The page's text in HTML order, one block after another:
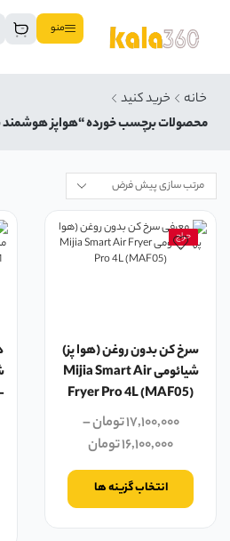
منو
خانه
خرید کنید
محصولات برچسب خورده “هواپز هوشمند
حراج
سرخ کن بدون روغن (هوا پز)
شیائومی Mijia Smart Air
Fryer Pro 4L (MAF05)
۱۷,۱۰۰,۰۰۰تومان–
۱۶,۱۰۰,۰۰۰تومان
انتخاب گزینه ها